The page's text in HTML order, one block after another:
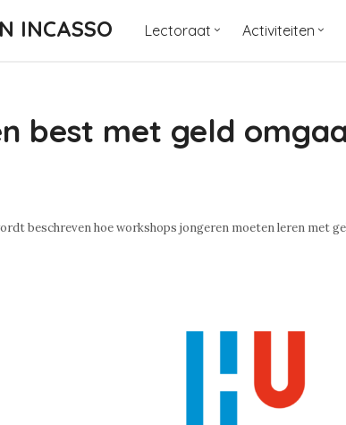
INCASSO Lectoraat Activiteiten
best met geld
beschreven hoe workshops jongeren moeten leren met